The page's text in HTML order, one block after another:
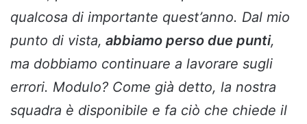
qualcosa di importante quest’anno. Dal mio
punto di vista, abbiamo perso due punti,
ma dobbiamo continuare a lavorare sugli
errori. Modulo? Come già detto, la nostra
squadra è disponibile e fa ciò che chiede il